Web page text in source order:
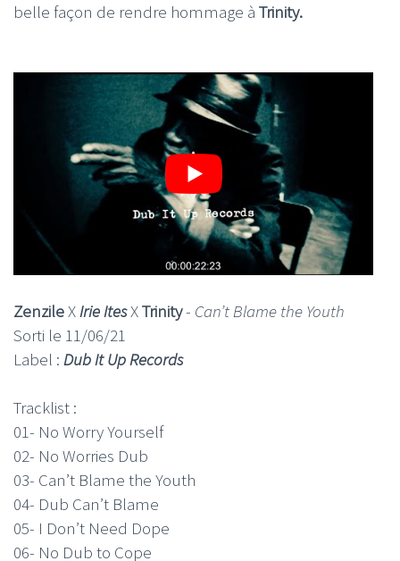
belle façon de rendre hommage à Trinity.
ZenzileX Irie ItesXTrinity- Can’t Blame the Youth
Sorti le 11/06/21
Label : Dub It Up Records
Tracklist :
01- No Worry Yourself
02- No Worries Dub
03- Can’t Blame the Youth
04- Dub Can’t Blame
05- I Don’t Need Dope
06- No Dub to Cope